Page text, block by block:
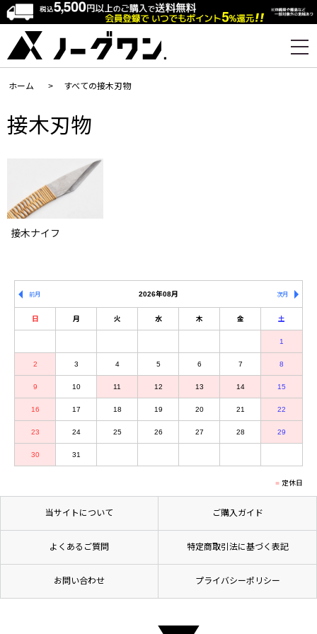
ホーム > すべての接木刃物
接木刃物
接木ナイフ
2026年08月
前月 次月
日 月 火 水 木 金 土
1
2 3 4 5 6 7 8
9 10 11 12 13 14 15
16 17 18 19 20 21 22
23 24 25 26 27 28 29
30 31
定休日
当サイトについて ご購入ガイド
よくあるご質問 特定商取引法に基づく表記
お問い合わせ プライバシーポリシー